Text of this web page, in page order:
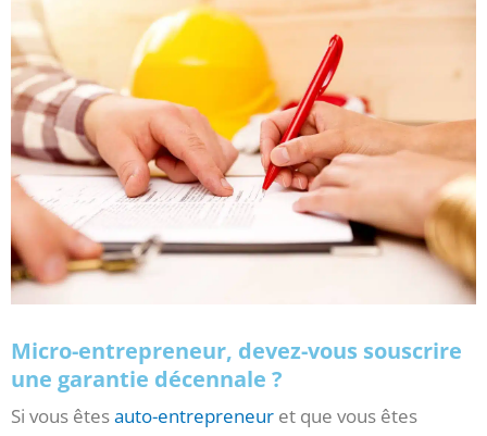
Micro-entrepreneur, devez-vous souscrire
une garantie décennale ?
Si vous êtesauto-entrepreneur et que vous êtes